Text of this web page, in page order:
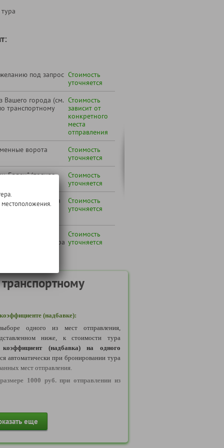
под запрос Стоимость
уточняется
Вашего города (см.
транспортному
Стоимость
зависит от
конкретного
места
отправления
ворота
Стоимость
уточняется
Баден" (полная
Стоимость
уточняется
Баден" (льготная
Стоимость
уточняется
бизнес-центра
Стоимость
уточняется
(надбавке):
одного из мест отправления,
ниже, к стоимости тура
(надбавка) на одного
автоматически при бронировании тура
мест отправления.
1000 руб. при отправлении из
2000 руб. при отправлении из
еще
местоположения.